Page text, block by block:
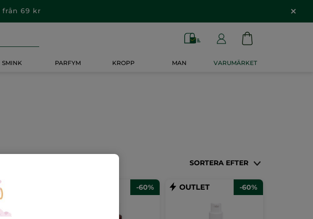
från 69 kr
SMINK PARFYM KROPP MAN VARUMÄRKET
SORTERA EFTER
-60% -60%